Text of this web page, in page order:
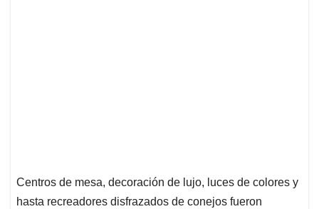
Centros de mesa, decoración de lujo, luces de colores y
hasta recreadores disfrazados de conejos fueron